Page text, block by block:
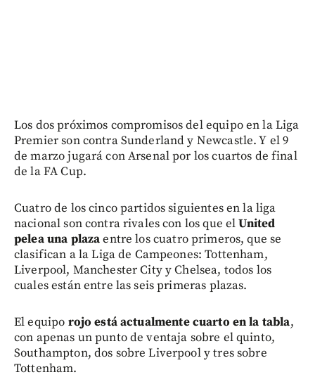
Los dos próximos compromisos del equipo en la Liga
Premier son contra Sunderland y Newcastle. Y el 9
de marzo jugará con Arsenal por los cuartos de final
de la FA Cup.
Cuatro de los cinco partidos siguientes en la liga
nacional son contra rivales con los que elUnited
pelea una plazaentre los cuatro primeros, que se
clasifican a la Liga de Campeones: Tottenham,
Liverpool, Manchester City y Chelsea, todos los
cuales están entre las seis primeras plazas.
El equipo rojo está actualmente cuarto en la tabla,
con apenas un punto de ventaja sobre el quinto,
Southampton, dos sobre Liverpool y tres sobre
Tottenham.